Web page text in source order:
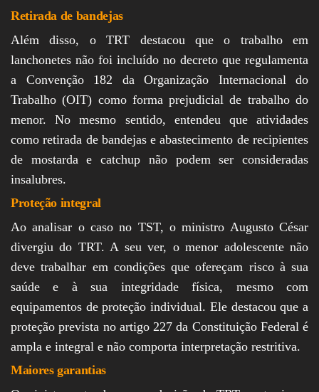
Retirada de bandejas
Além disso, o TRT destacou que o trabalho em
lanchonetes não foi incluído no decreto que regulamenta
a Convenção 182 da Organização Internacional do
Trabalho (OIT) como forma prejudicial de trabalho do
menor. No mesmo sentido, entendeu que atividades
como retirada de bandejas e abastecimento de recipientes
de mostarda e catchup não podem ser consideradas
insalubres.
Proteção integral
Ao analisar o caso no TST, o ministro Augusto César
divergiu do TRT. A seu ver, o menor adolescente não
deve trabalhar em condições que ofereçam risco à sua
saúde e à sua integridade física, mesmo com
equipamentos de proteção individual. Ele destacou que a
proteção prevista no artigo 227 da Constituição Federal é
ampla e integral e não comporta interpretação restritiva.
Maiores garantias